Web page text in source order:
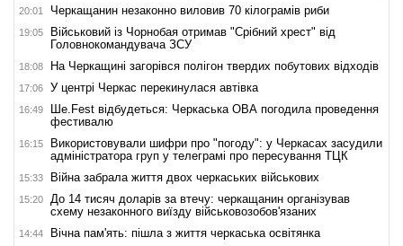
20:01 Черкащанин незаконно виловив 70 кілограмів риби
19:05
Військовий із Чорнобая отримав "Срібний хрест" від
Головнокомандувача ЗСУ
18:08 На Черкащині загорівся полігон твердих побутових відходів
17:06 У центрі Черкас перекинулася автівка
16:49
Ше.Fest відбудеться: Черкаська ОВА погодила проведення
фестивалю
16:15
Використовували шифри про "погоду": у Черкасах засудили
адміністратора груп у телеграмі про пересування ТЦК
15:33 Війна забрала життя двох черкаських військових
15:20
До 14 тисяч доларів за втечу: черкащанин організував
схему незаконного виїзду військовозобов'язаних
14:44 Вічна пам'ять: пішла з життя черкаська освітянка